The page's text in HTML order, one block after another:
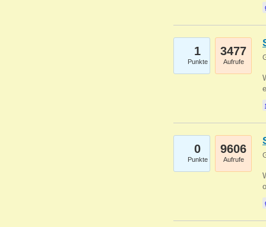
1
Punkte
3477
Aufrufe
0
Punkte
9606
Aufrufe